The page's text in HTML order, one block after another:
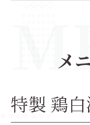
メ
特製 鶏